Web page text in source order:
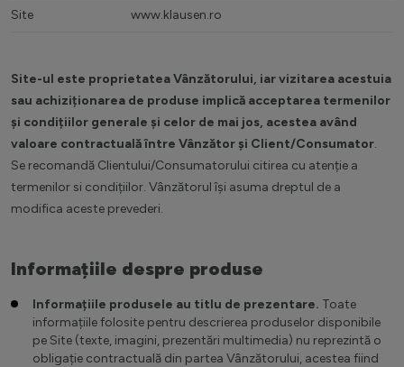
Site www.klausen.ro
Site-ul este proprietatea Vânzătorului, iar vizitarea acestuia
sau achiziționarea de produse implică acceptarea termenilor
și condițiilor generale și celor de mai jos, acestea având
valoare contractuală între Vânzător și Client/Consumator.
Se recomandă Clientului/Consumatorului citirea cu atenție a
termenilor si condițiilor. Vânzătorul își asuma dreptul de a
modifica aceste prevederi.
Informațiile despre produse
Informațiile produsele au titlu de prezentare. Toate
informațiile folosite pentru descrierea produselor disponibile
pe Site (texte, imagini, prezentări multimedia) nu reprezintă o
obligație contractuală din partea Vânzătorului, acestea fiind